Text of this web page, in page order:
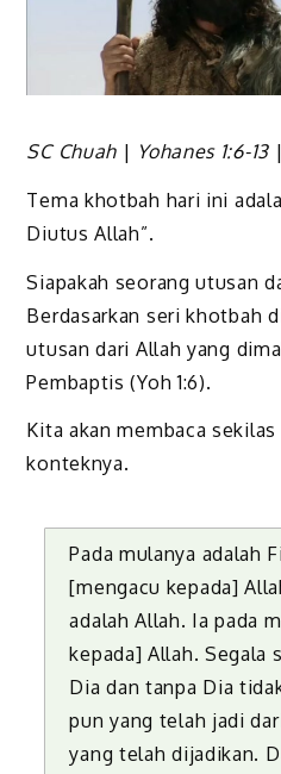
SC Chuah | Yohanes 1:6-13|
Tema khotbah hari ini
Diutus Allah”.
Siapakah seorang utusan
Berdasarkan seri khotbah
utusan dari Allah yang
Pembaptis (Yoh 1:6).
Kita akan membaca
konteknya.
Pada mulanya adalah
[mengacu kepada]
adalah Allah. Ia pada
kepada] Allah. Segala
Dia dan tanpa Dia
pun yang telah jadi
yang telah dijadikan.